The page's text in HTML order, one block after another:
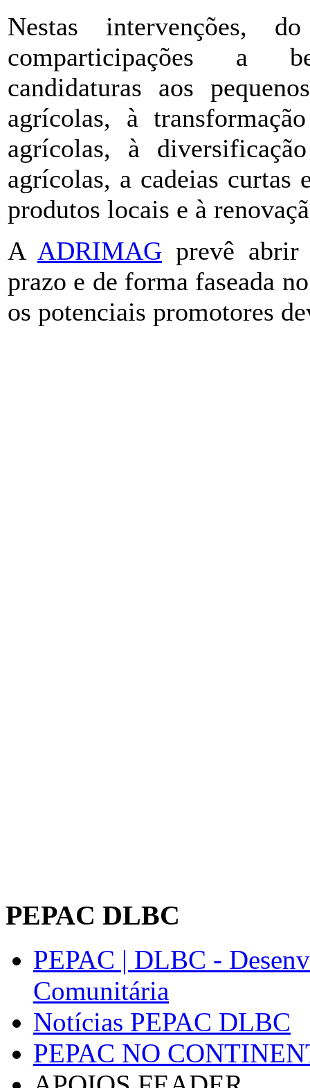
Nestas intervenções,
comparticipações a
candidaturas aos
agrícolas, à
agrícolas, à
agrícolas, a cadeias curtas
produtos locais e à
A ADRIMAG prevê abrir
prazo e de forma faseada
os potenciais promotores
PEPAC DLBC
PEPAC | DLBC -
Comunitária
Notícias PEPAC DLBC
PEPAC NO